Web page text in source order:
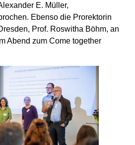
E. Müller,
Ebenso die Prorektorin
Prof. Roswitha Böhm, an
Abend zum Come together